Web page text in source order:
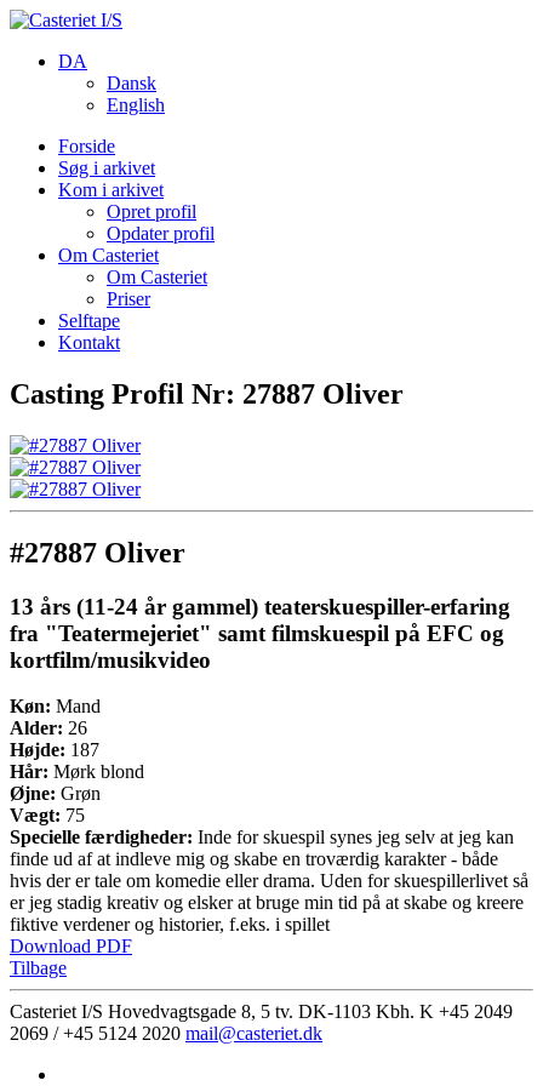
DA
Dansk
English
Forside
Søg i arkivet
Kom i arkivet
Opret profil
Opdater profil
Om Casteriet
Om Casteriet
Priser
Selftape
Kontakt
Casting Profil Nr: 27887 Oliver
#27887 Oliver
13 års (11-24 år gammel) teaterskuespiller-erfaring
fra "Teatermejeriet" samt filmskuespil på EFC og
kortfilm/musikvideo
Køn: Mand
Alder: 26
Højde: 187
Hår: Mørk blond
Øjne: Grøn
Vægt: 75
Specielle færdigheder: Inde for skuespil synes jeg selv at jeg kan
finde ud af at indleve mig og skabe en troværdig karakter - både
hvis der er tale om komedie eller drama. Uden for skuespillerlivet så
er jeg stadig kreativ og elsker at bruge min tid på at skabe og kreere
fiktive verdener og historier, f.eks. i spillet
Download PDF
Tilbage
Casteriet I/S Hovedvagtsgade 8, 5 tv. DK-1103 Kbh. K +45 2049
2069 / +45 5124 2020 mail@casteriet.dk